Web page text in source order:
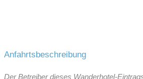
Anfahrtsbeschreibung
Der Betreiber dieses Wanderhotel-